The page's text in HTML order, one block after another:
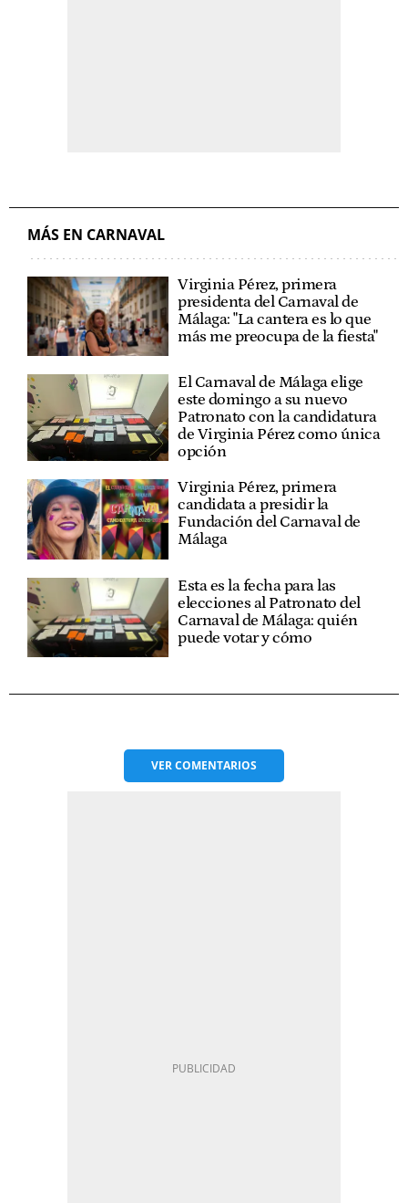
MÁS EN CARNAVAL
Virginia Pérez, primera
presidenta del Carnaval de
Málaga: "La cantera es lo que
más me preocupa de la fiesta"
El Carnaval de Málaga elige
este domingo a su nuevo
Patronato con la candidatura
de Virginia Pérez como única
opción
Virginia Pérez, primera
candidata a presidir la
Fundación del Carnaval de
Málaga
Esta es la fecha para las
elecciones al Patronato del
Carnaval de Málaga: quién
puede votar y cómo
VERCOMENTARIOS